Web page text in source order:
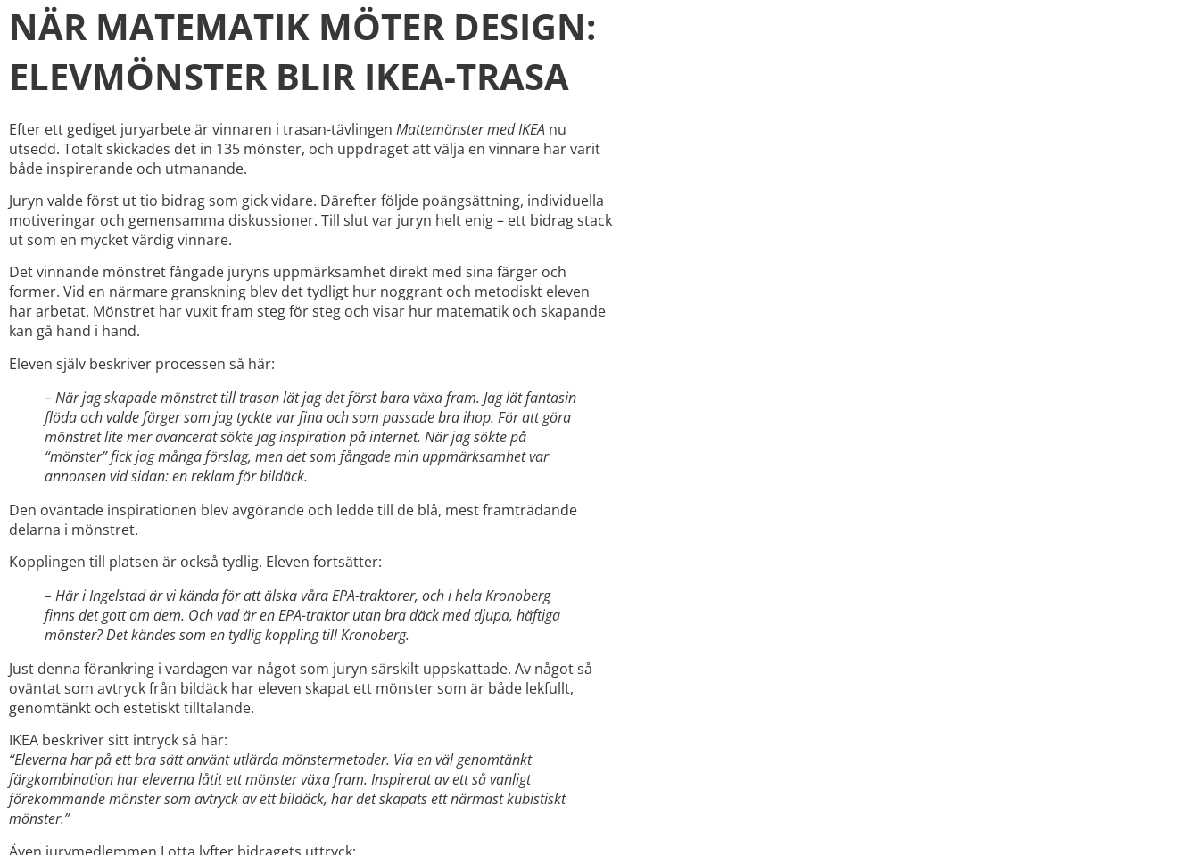
NÄR MATEMATIK MÖTER DESIGN:
ELEVMÖNSTER BLIR IKEA-TRASA
Efter ett gediget juryarbete är vinnaren i trasan-tävlingen Mattemönster med IKEA nu
utsedd. Totalt skickades det in 135 mönster, och uppdraget att välja en vinnare har varit
både inspirerande och utmanande.
Juryn valde först ut tio bidrag som gick vidare. Därefter följde poängsättning, individuella
motiveringar och gemensamma diskussioner. Till slut var juryn helt enig – ett bidrag stack
ut som en mycket värdig vinnare.
Det vinnande mönstret fångade juryns uppmärksamhet direkt med sina färger och
former. Vid en närmare granskning blev det tydligt hur noggrant och metodiskt eleven
har arbetat. Mönstret har vuxit fram steg för steg och visar hur matematik och skapande
kan gå hand i hand.
Eleven själv beskriver processen så här:
– När jag skapade mönstret till trasan lät jag det först bara växa fram. Jag lät fantasin
flöda och valde färger som jag tyckte var fina och som passade bra ihop. För att göra
mönstret lite mer avancerat sökte jag inspiration på internet. När jag sökte på
“mönster” fick jag många förslag, men det som fångade min uppmärksamhet var
annonsen vid sidan: en reklam för bildäck.
Den oväntade inspirationen blev avgörande och ledde till de blå, mest framträdande
delarna i mönstret.
Kopplingen till platsen är också tydlig. Eleven fortsätter:
– Här i Ingelstad är vi kända för att älska våra EPA-traktorer, och i hela Kronoberg
finns det gott om dem. Och vad är en EPA-traktor utan bra däck med djupa, häftiga
mönster? Det kändes som en tydlig koppling till Kronoberg.
Just denna förankring i vardagen var något som juryn särskilt uppskattade. Av något så
oväntat som avtryck från bildäck har eleven skapat ett mönster som är både lekfullt,
genomtänkt och estetiskt tilltalande.
IKEA beskriver sitt intryck så här:
“Eleverna har på ett bra sätt använt utlärda mönstermetoder. Via en väl genomtänkt
färgkombination har eleverna låtit ett mönster växa fram. Inspirerat av ett så vanligt
förekommande mönster som avtryck av ett bildäck, har det skapats ett närmast kubistiskt
mönster.”